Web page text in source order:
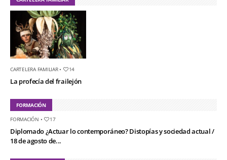
CARTELERA FAMILIAR• 14
La profecía del frailejón
FORMACIÓN
FORMACIÓN • 17
Diplomado ¿Actuar lo contemporáneo? Distopías y sociedad actual /
18 de agosto de...